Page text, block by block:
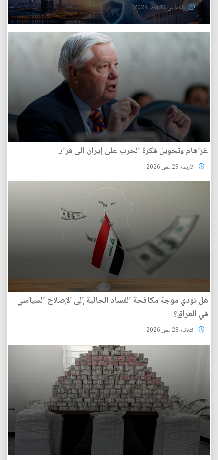
الخميس 30 تموز 2026
غراهام وتحويل فكرة الحرب على إيران الى قرار
الأربعاء 29 تموز 2026
هل تؤدي موجة مكافحة الفساد الحالية إلى الإصلاح السياسي
في العراق؟
الثلاثاء 28 تموز 2026